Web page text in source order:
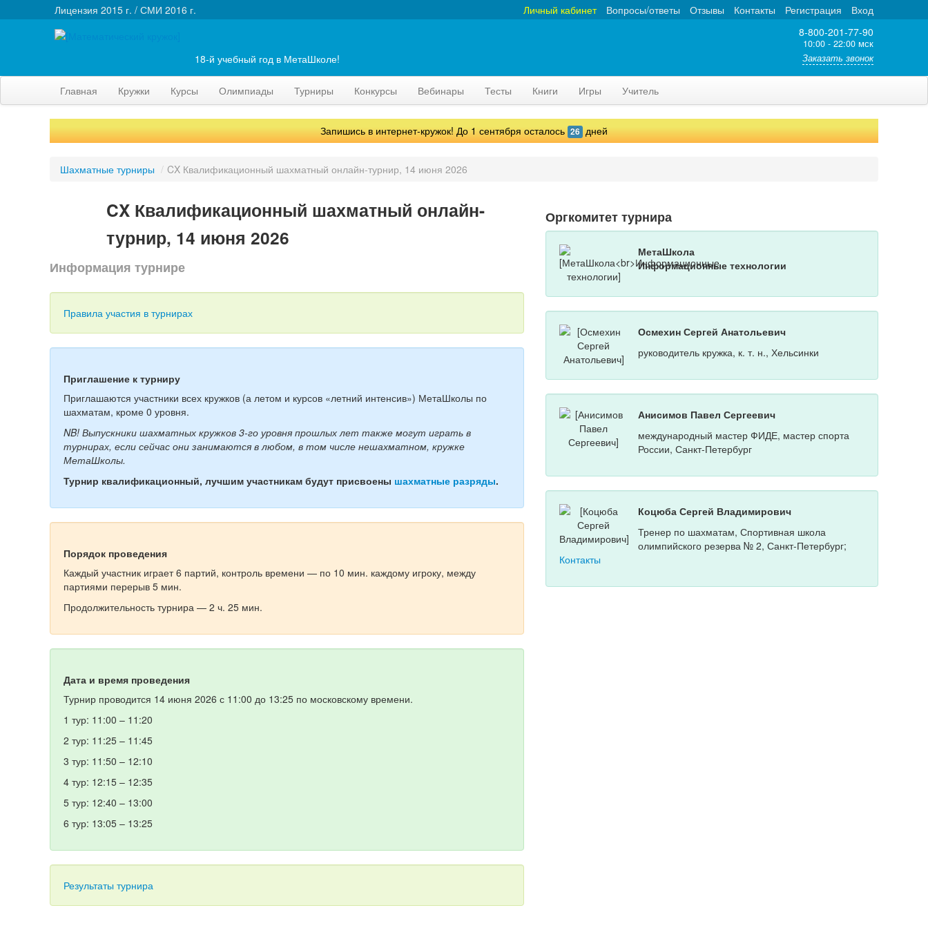
Лицензия 2015 г. / СМИ 2016 г. Вход
Регистрация
Контакты
Отзывы
Вопросы/ответы
Личный кабинет
8-800-201-77-90
10:00 - 22:00 мск
Заказать звонок
18-й учебный год в МетаШколе!
Главная Кружки Курсы Олимпиады Турниры Конкурсы Вебинары Тесты Книги Игры Учитель
Запишись в интернет-кружок! До 1 сентября осталось 26 дней
Шахматные турниры / CX Квалификационный шахматный онлайн-турнир, 14 июня 2026
CX Квалификационный шахматный онлайн-
турнир, 14 июня 2026
Информация турнире
Правила участия в турнирах
Приглашение к турниру
Приглашаются участники всех кружков (а летом и курсов «летний интенсив») МетаШколы по
шахматам, кроме 0 уровня.
NB! Выпускники шахматных кружков 3-го уровня прошлых лет также могут играть в
турнирах, если сейчас они занимаются в любом, в том числе нешахматном, кружке
МетаШколы.
Турнир квалификационный, лучшим участникам будут присвоены шахматные разряды.
Порядок проведения
Каждый участник играет 6 партий, контроль времени — по 10 мин. каждому игроку, между
партиями перерыв 5 мин.
Продолжительность турнира — 2 ч. 25 мин.
Дата и время проведения
Турнир проводится 14 июня 2026 с 11:00 до 13:25 по московскому времени.
1 тур: 11:00 – 11:20
2 тур: 11:25 – 11:45
3 тур: 11:50 – 12:10
4 тур: 12:15 – 12:35
5 тур: 12:40 – 13:00
6 тур: 13:05 – 13:25
Результаты турнира
Оргкомитет турнира
МетаШкола
Информационные технологии
Осмехин Сергей Анатольевич
руководитель кружка, к. т. н., Хельсинки
Анисимов Павел Сергеевич
международный мастер ФИДЕ, мастер спорта
России, Санкт-Петербург
Коцюба Сергей Владимирович
Тренер по шахматам, Спортивная школа
олимпийского резерва № 2, Санкт-Петербург;
Контакты